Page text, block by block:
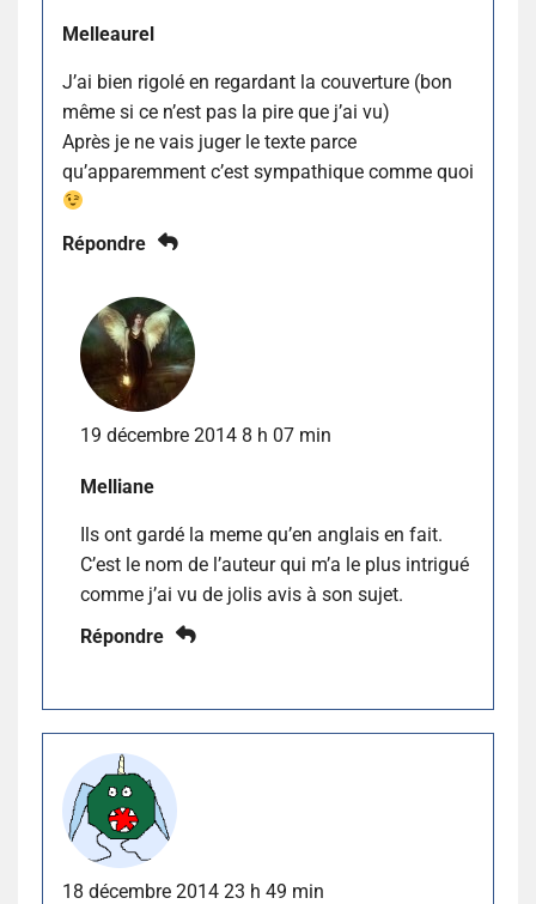
Melleaurel
J’ai bien rigolé en regardant la couverture (bon
même si ce n’est pas la pire que j’ai vu)
Après je ne vais juger le texte parce
qu’apparemment c’est sympathique comme quoi
Répondre
19 décembre 2014 8 h 07 min
Melliane
Ils ont gardé la meme qu’en anglais en fait.
C’est le nom de l’auteur qui m’a le plus intrigué
comme j’ai vu de jolis avis à son sujet.
Répondre
18 décembre 2014 23 h 49 min